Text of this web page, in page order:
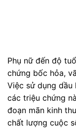
Phụ nữ đến độ
chứng bốc hỏa,
Việc sử dụng dầu
các triệu chứng
đoạn mãn kinh
chất lượng cuộc